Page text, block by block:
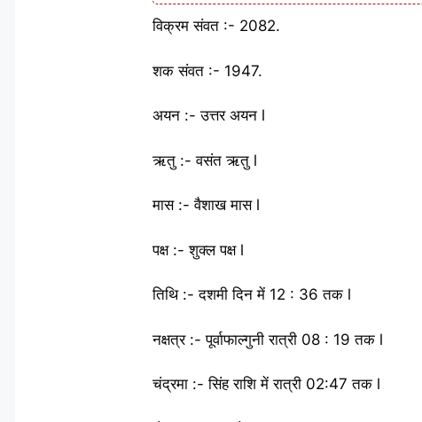
विक्रम संवत :- 2082.
शक संवत :- 1947.
अयन :- उत्तर अयन l
ऋतु :- वसंत ऋतु l
मास :- वैशाख मास l
पक्ष :- शुक्ल पक्ष l
तिथि :- दशमी दिन में 12 : 36 तक l
नक्षत्र :- पूर्वाफाल्गुनी रात्री 08 : 19 तक l
चंद्रमा :- सिंह राशि में रात्री 02:47 तक l